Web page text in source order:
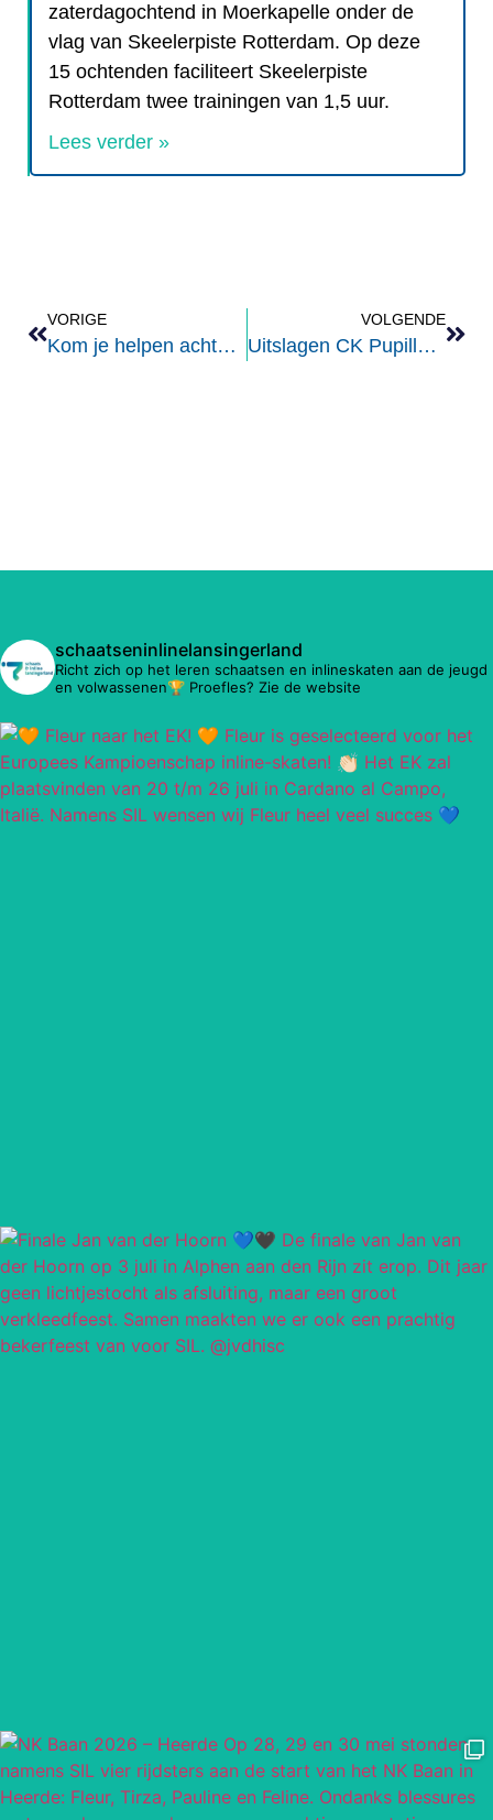
zaterdagochtend in Moerkapelle onder de
vlag van Skeelerpiste Rotterdam. Op deze
15 ochtenden faciliteert Skeelerpiste
Rotterdam twee trainingen van 1,5 uur.
Lees verder »
VORIGE
Kom je helpen achter de bar tijdens de inline evenementen?
VOLGENDE
Uitslagen CK Pupillen (prijsuitreiking en seizoensafsluiting 5 april)
schaatseninlinelansingerland
Richt zich op het leren schaatsen en inlineskaten aan de jeugd
en volwassenen🏆 Proefles? Zie de website